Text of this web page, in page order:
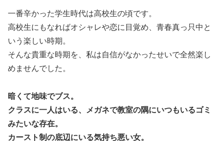
一番辛かった学生時代は高校生の頃です。
高校生にもなればオシャレや恋に目覚め、青春真っ只中と
いう楽しい時期。
そんな貴重な時期を、私は自信がなかったせいで全然楽し
めませんでした。
暗くて地味でブス。
クラスに一人はいる、メガネで教室の隅にいつもいるゴミ
みたいな存在。
カースト制の底辺にいる気持ち悪い女。